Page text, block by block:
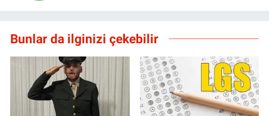
Bunlar da ilginizi çekebilir